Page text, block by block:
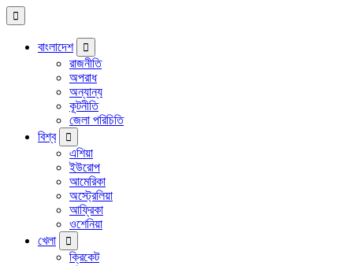
বাংলাদেশ
রাজনীতি
অপরাধ
অন্যান্য
কূটনীতি
জেলা পরিচিতি
বিশ্ব
এশিয়া
ইউরোপ
আমেরিকা
অস্ট্রেলিয়া
আফ্রিকা
ওশেনিয়া
খেলা
ক্রিকেট